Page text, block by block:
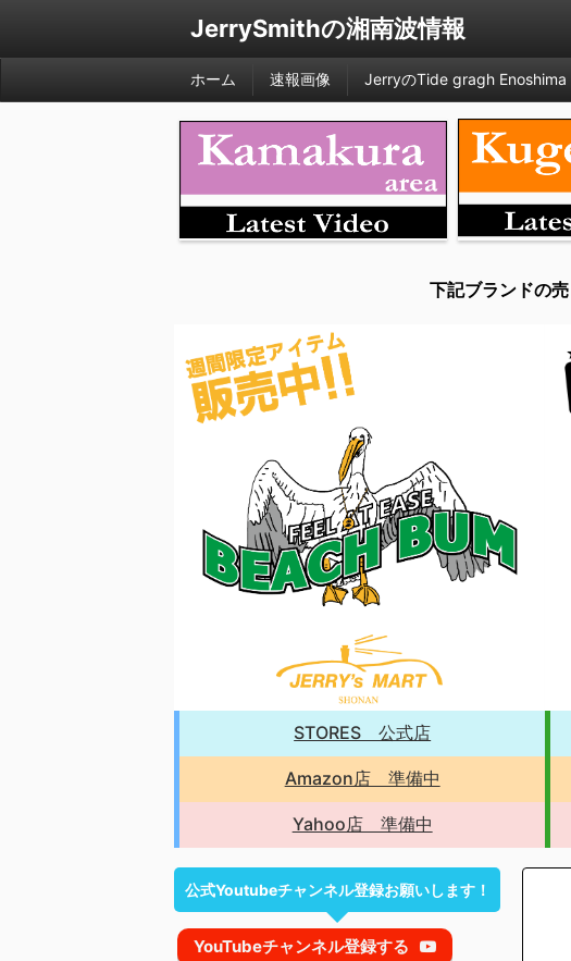
JerrySmithの湘南波情報
ホーム 速報画像 JerryのTide gragh Enoshima
下記ブランドの
STORES 公式店
Amazon店 準備中
Yahoo店 準備中
公式Youtubeチャンネル登録お願いします！
YouTubeチャンネル登録する